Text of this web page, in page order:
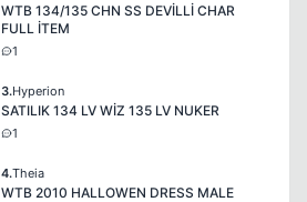
WTB 134/135 CHN SS DEVİLLİ CHAR
FULL İTEM
1
3.Hyperion
SATILIK 134 LV WİZ 135 LV NUKER
1
4.Theia
WTB 2010 HALLOWEN DRESS MALE